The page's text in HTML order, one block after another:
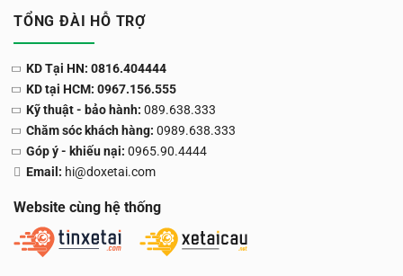
TỔNG ĐÀI HỖ TRỢ
KD Tại HN: 0816.404444
KD tại HCM: 0967.156.555
Kỹ thuật - bảo hành: 089.638.333
Chăm sóc khách hàng: 0989.638.333
Góp ý - khiếu nại: 0965.90.4444
Email: hi@doxetai.com
Website cùng hệ thống